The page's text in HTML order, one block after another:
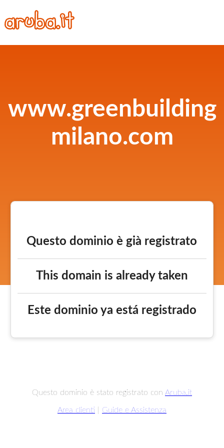
www.greenbuilding
milano.com
Questo dominio è già registrato
This domain is already taken
Este dominio ya está registrado
Questo dominio è stato registrato con Aruba.it
Area clienti Guide e Assistenza